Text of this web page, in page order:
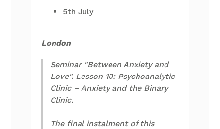
5th July
London
Seminar "Between Anxiety and
Love". Lesson 10: Psychoanalytic
Clinic – Anxiety and the Binary
Clinic.
The final instalment of this